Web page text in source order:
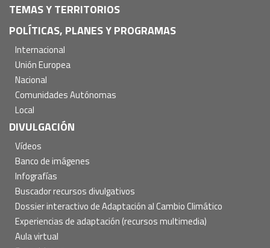
TEMAS Y TERRITORIOS
POLÍTICAS, PLANES Y PROGRAMAS
Internacional
Unión Europea
Nacional
Comunidades Autónomas
Local
DIVULGACIÓN
Vídeos
Banco de imágenes
Infografías
Buscador recursos divulgativos
Dossier interactivo de Adaptación al Cambio Climático
Experiencias de adaptación (recursos multimedia)
Aula virtual